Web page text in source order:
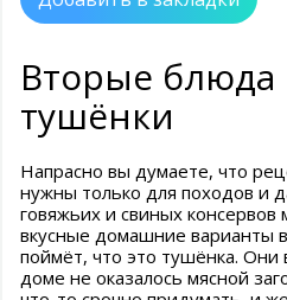
Вторые блюда
тушёнки
Напрасно вы думаете, что
нужны только для походов и
говяжьих и свиных
вкусные домашние варианты
поймёт, что это тушёнка. Они
доме не оказалось мясной